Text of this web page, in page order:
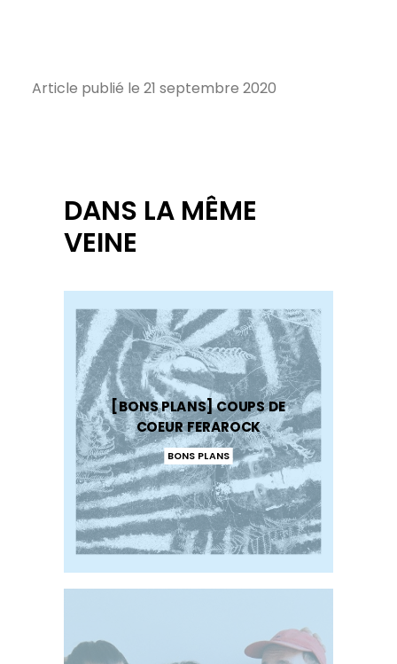
Article publié le 21 septembre 2020
DANS LA MÊME
VEINE
[BONS PLANS] COUPS DE
COEUR FERAROCK
BONS PLANS